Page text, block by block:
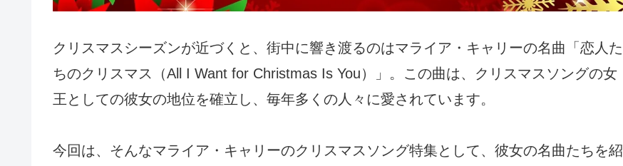
クリスマスシーズンが近づくと、街中に響き渡るのはマライア・キャリーの名曲「恋人た
ちのクリスマス（All I Want for Christmas Is You）」。この曲は、クリスマスソングの女
王としての彼女の地位を確立し、毎年多くの人々に愛されています。
今回は、そんなマライア・キャリーのクリスマスソング特集として、彼女の名曲たちを紹